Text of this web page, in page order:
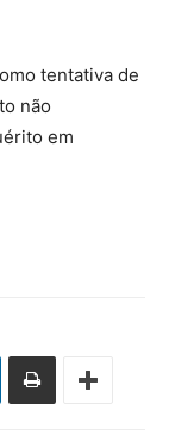
tentativa de
não
em